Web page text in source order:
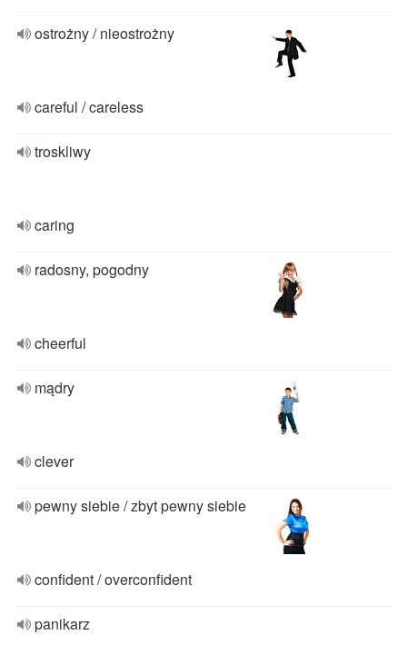
ostrożny / nieostrożny
careful / careless
troskliwy
caring
radosny, pogodny
cheerful
mądry
clever
pewny siebie / zbyt pewny siebie
confident / overconfident
panikarz